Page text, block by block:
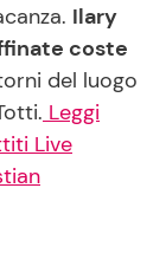
Ilary
coste
del luogo
Leggi
Live